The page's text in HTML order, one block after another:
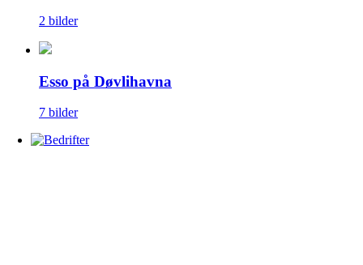
2 bilder
Esso på Døvlihavna
7 bilder